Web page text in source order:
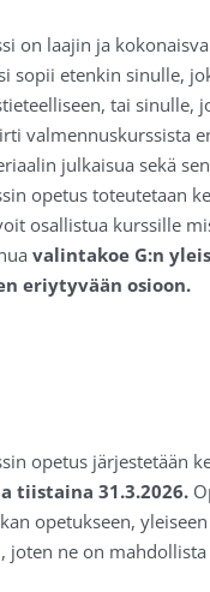
on laajin ja
sopii etenkin sinulle,
tai sinulle,
valmennuskurssista
julkaisua sekä
opetus toteutetaan
osallistua kurssille
valintakoe G:n
eriytyvään osioon.
opetus järjestetään
tiistaina 31.3.2026.
opetukseen,
joten ne on